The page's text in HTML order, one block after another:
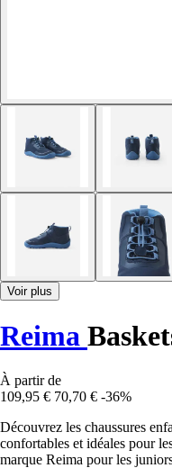
Voir plus
Reima
À partir de
109,95 € 70,70 € -36%
Découvrez les chaussures
confortables et idéales pour
marque Reima pour les